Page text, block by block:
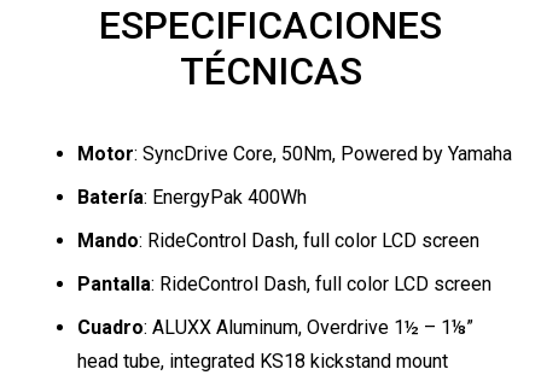
ESPECIFICACIONES
TÉCNICAS
Motor: SyncDrive Core, 50Nm, Powered by Yamaha
Batería: EnergyPak 400Wh
Mando: RideControl Dash, full color LCD screen
Pantalla: RideControl Dash, full color LCD screen
Cuadro: ALUXX Aluminum, Overdrive 1½ – 1⅛”
head tube, integrated KS18 kickstand mount